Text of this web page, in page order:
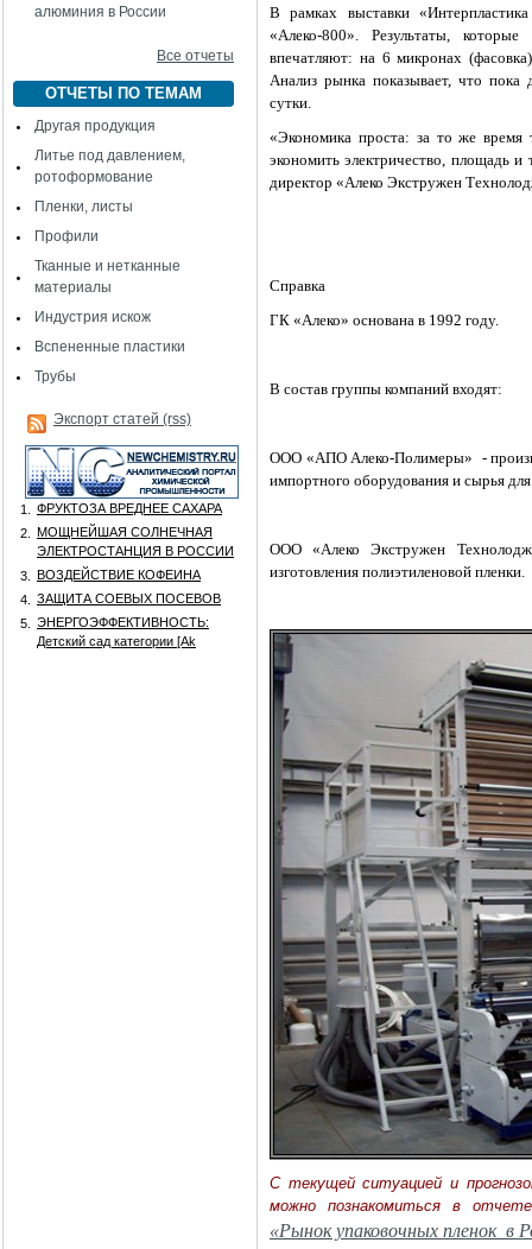
алюминия в России
Все отчеты
ОТЧЕТЫ ПО ТЕМАМ
Другая продукция
Литье под давлением,
ротоформование
Пленки, листы
Профили
Тканные и нетканные
материалы
Индустрия искож
Вспененные пластики
Трубы
Экспорт статей (rss)
1.
ФРУКТОЗА ВРЕДНЕЕ САХАРА
2.
МОЩНЕЙШАЯ СОЛНЕЧНАЯ
ЭЛЕКТРОСТАНЦИЯ В РОССИИ
3.
ВОЗДЕЙСТВИЕ КОФЕИНА
4.
ЗАЩИТА СОЕВЫХ ПОСЕВОВ
5.
ЭНЕРГОЭФФЕКТИВНОСТЬ:
Детский сад категории [Аk
В рамках выставки
«Алеко-800». Результаты,
впечатляют: на 6 микронах
Анализ рынка показывает, что пока
сутки.
«Экономика проста: за то же
экономить электричество, площадь
директор «Алеко Экстружен
Справка
ГК «Алеко» основана в 1992 году.
В состав группы компаний входят:
ООО «АПО Алеко-Полимеры» -
импортного оборудования и сырья
ООО «Алеко Экстружен
изготовления полиэтиленовой пленки.
C текущей ситуацией и
можно познакомиться в
«Рынок упаковочных пленок в